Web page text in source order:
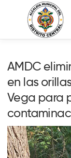
PORTAL DE
AMDC
en las
Vega para